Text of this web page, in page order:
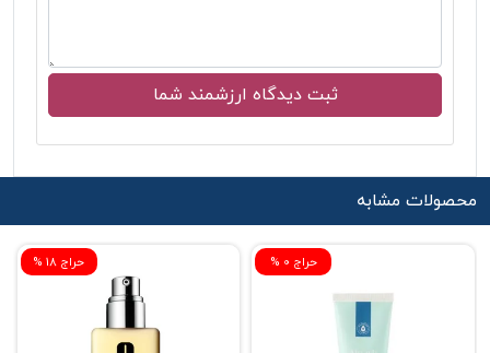
محصولات مشابه
% حراج 18 % حراج 0